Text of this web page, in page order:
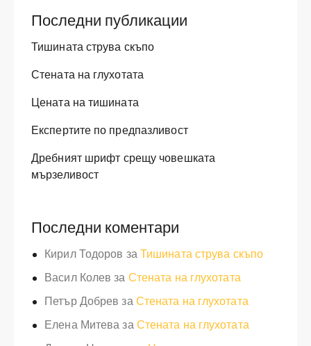
Последни публикации
Тишината струва скъпо
Стената на глухотата
Цената на тишината
Експертите по предпазливост
Дребният шрифт срещу човешката
мързеливост
Последни коментари
Кирил Тодоров заТишината струва скъпо
Васил Колев за Стената на глухотата
Петър Добрев заСтената на глухотата
Елена МитевазаСтената на глухотата